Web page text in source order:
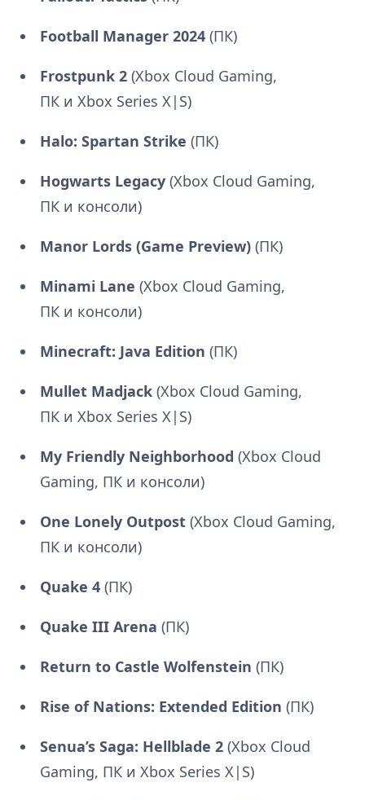
Football Manager 2024 (ПК)
Frostpunk 2(Xbox Cloud Gaming,
ПК и Xbox Series X|S)
Halo: Spartan Strike (ПК)
Hogwarts Legacy (Xbox Cloud Gaming,
ПК и консоли)
Manor Lords (Game Preview) (ПК)
Minami Lane (Xbox Cloud Gaming,
ПК и консоли)
Minecraft: Java Edition (ПК)
Mullet Madjack (Xbox Cloud Gaming,
ПК и Xbox Series X|S)
My Friendly Neighborhood (Xbox Cloud
Gaming, ПК и консоли)
One Lonely Outpost(Xbox Cloud Gaming,
ПК и консоли)
Quake 4 (ПК)
Quake III Arena (ПК)
Return to Castle Wolfenstein (ПК)
Rise of Nations: Extended Edition (ПК)
Senua’s Saga: Hellblade 2(Xbox Cloud
Gaming, ПК и Xbox Series X|S)